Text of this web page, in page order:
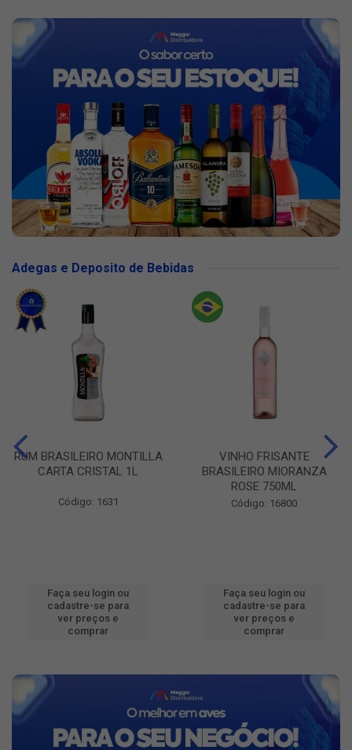
Adegas e Deposito de Bebidas
RUM BRASILEIRO MONTILLA
CARTA CRISTAL 1L
Código: 1631
Faça seu login ou
cadastre-se para
ver preços e
comprar
VINHO FRISANTE
BRASILEIRO MIORANZA
ROSE 750ML
Código: 16800
Faça seu login ou
cadastre-se para
ver preços e
comprar